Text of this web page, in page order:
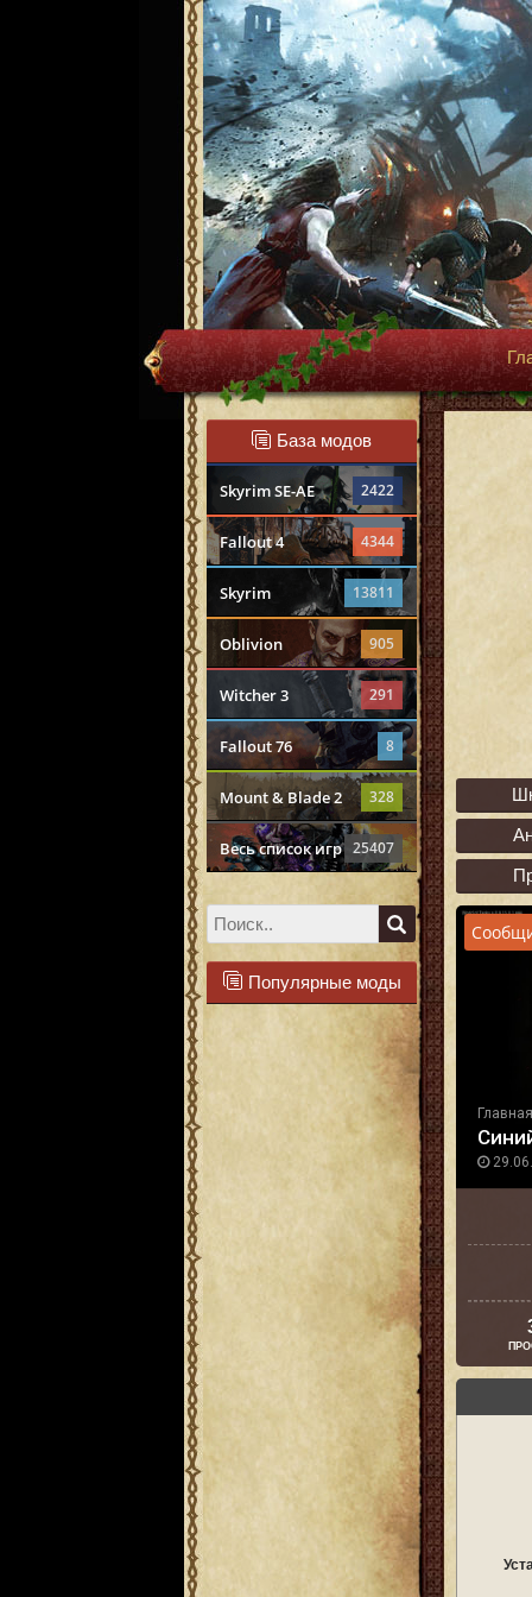
База модов
Skyrim SE-AE 2422
Fallout 4 4344
Skyrim 13811
Oblivion 905
Witcher 3 291
Fallout 76 8
Mount & Blade 2 328
Весь список игр 25407
Популярные моды
Главная